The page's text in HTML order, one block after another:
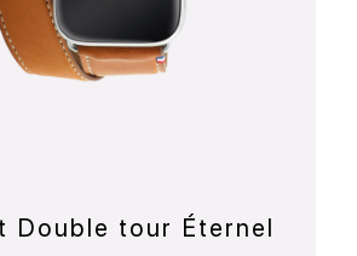
Double tour Éternel